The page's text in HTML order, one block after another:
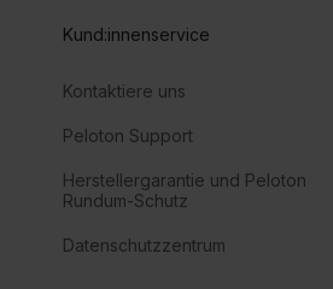
Kund:innenservice
Kontaktiere uns
Peloton Support
Herstellergarantie und Peloton
Rundum-Schutz
Datenschutzzentrum